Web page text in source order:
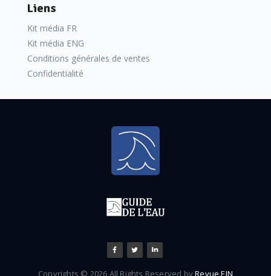
Liens
Kit média FR
Kit média ENG
Conditions générales de ventes
Confidentialité
Copyrights © 2026 All Rights Reserved byRevue EIN